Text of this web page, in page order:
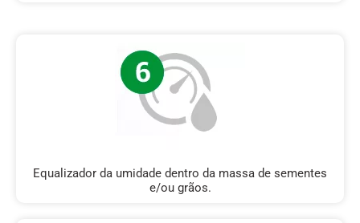
Equalizador da umidade dentro da massa de sementes
e/ou grãos.